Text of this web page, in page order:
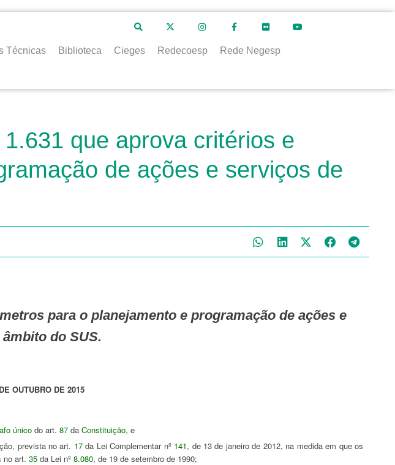
Técnicas Biblioteca Cieges Redecoesp Rede Negesp
que aprova critérios e
de ações e serviços de
do SUS.
OUTUBRO DE 2015
único do art. 87 da Constituição, e
prevista no art. 17da Lei Complementar nº 141, de 13 de janeiro de 2012, na medida em que os
no art. 35 da Lei nº 8.080, de 19 de setembro de 1990;